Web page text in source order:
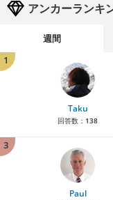
アンカーランキ
週間
1
Taku
回答数： 138
3
Paul